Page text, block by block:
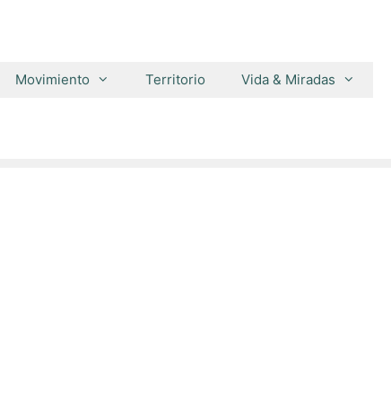
Movimiento Territorio Vida & Miradas